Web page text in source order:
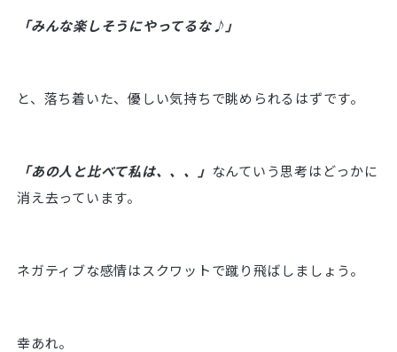
「みんな楽しそうにやってるな♪」
と、落ち着いた、優しい気持ちで眺められるはずです。
「あの人と比べて私は、、、」 なんていう思考はどっかに
消え去っています。
ネガティブな感情はスクワットで蹴り飛ばしましょう。
幸あれ。